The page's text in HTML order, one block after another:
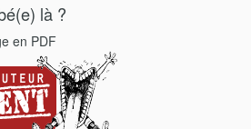
là ?
en PDF